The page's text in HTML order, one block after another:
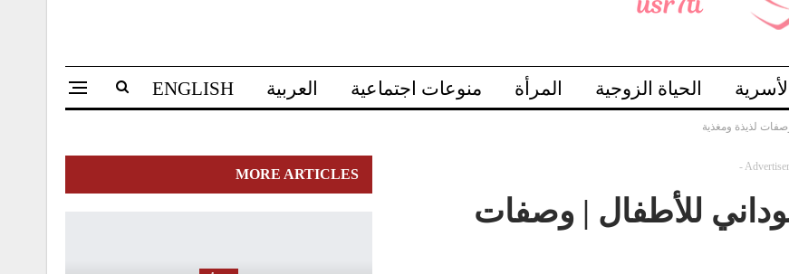
الحياة الزوجية المرأة منوعات اجتماعية العربية ENGLISH
لذيذة ومغذية
-
للأطفال | وصفات
MORE ARTICLES